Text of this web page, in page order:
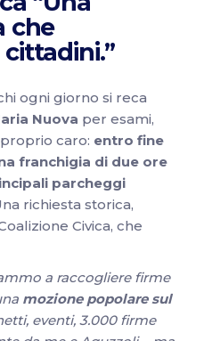
che
ogni giorno si reca
Nuova per esami,
caro: entro fine
franchigia di due ore
parcheggi
richiesta storica,
Civica, che
a raccogliere firme
mozione popolare sul
eventi, 3.000 firme